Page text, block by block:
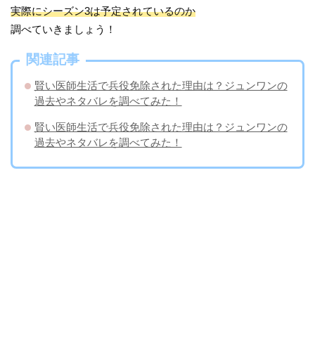
実際にシーズン3は予定されているのか
調べていきましょう！
関連記事
賢い医師生活で兵役免除された理由は？ジュンワンの
過去やネタバレを調べてみた！
賢い医師生活で兵役免除された理由は？ジュンワンの
過去やネタバレを調べてみた！